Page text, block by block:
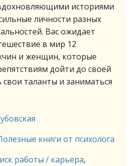
историями
личности разных
Вас ожидает
в мир 12
и женщин, которые
дойти до своей
таланты и заниматься
книги от психолога
работы / карьера,